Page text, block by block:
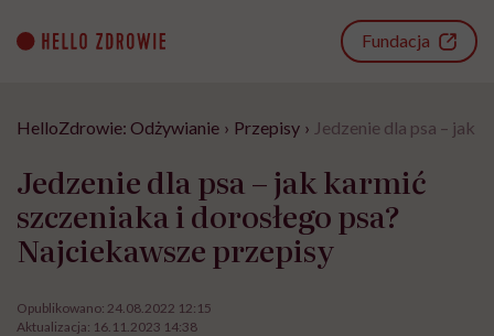
content
Fundacja
HelloZdrowie: Odżywianie › Przepisy › Jedzenie dla psa – jak
Jedzenie dla psa – jak karmić
szczeniaka i dorosłego psa?
Najciekawsze przepisy
Opublikowano: 24.08.2022 12:15
Aktualizacja: 16.11.2023 14:38